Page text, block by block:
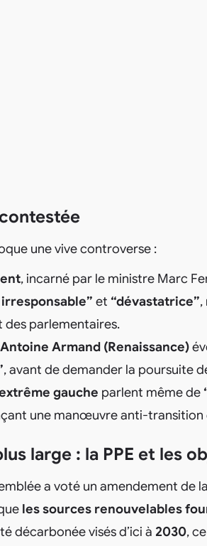
une vive controverse :
, incarné par le ministre Marc
et “dévastatrice”,
des parlementaires.
Armand (Renaissance)
, avant de demander la poursuite
gauche parlent même de
une manœuvre anti‑transition
large : la PPE et les
a voté un amendement de
les sources renouvelables
décarbonée visés d’ici à 2030,